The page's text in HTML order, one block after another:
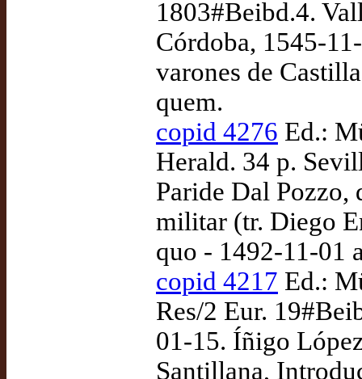
1803#Beibd.4.
Córdoba, 1545-
varones de
quem.
copid 4276 Ed.:
Herald. 34 p.
Paride Dal
militar (tr. Diego
quo - 1492-11-01
copid 4217 Ed.:
Res/2 Eur.
01-15. Íñigo
Santillana,